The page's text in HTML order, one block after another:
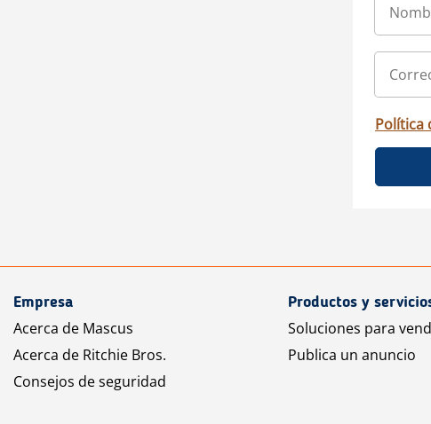
Política
Empresa
Acerca de Mascus
Acerca de Ritchie Bros.
Consejos de seguridad
Productos y
Soluciones para
Publica un anuncio